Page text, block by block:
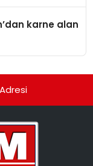
karne alan